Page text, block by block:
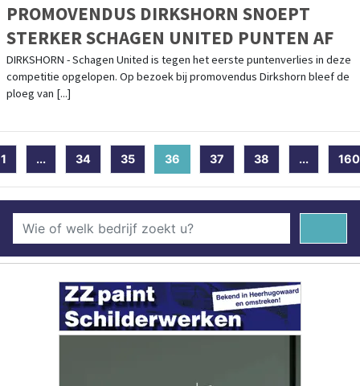
PROMOVENDUS DIRKSHORN SNOEPT
STERKER SCHAGEN UNITED PUNTEN AF
DIRKSHORN - Schagen United is tegen het eerste puntenverlies in deze
competitie opgelopen. Op bezoek bij promovendus Dirkshorn bleef de
ploeg van [...]
1 ... 34 35 36 (current)
37 38 ... 160